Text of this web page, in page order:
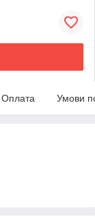
Оплата Умови